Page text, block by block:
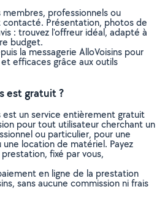
professionnels ou
contacté. Présentation, photos de
: trouvez l'offreur idéal, adapté à
budget.
la messagerie AlloVoisins pour
efficaces grâce aux outils
est gratuit ?
est un service entièrement gratuit
pour tout utilisateur cherchant un
ou particulier, pour une
location de matériel. Payez
fixé par vous,
en ligne de la prestation
sans aucune commission ni frais